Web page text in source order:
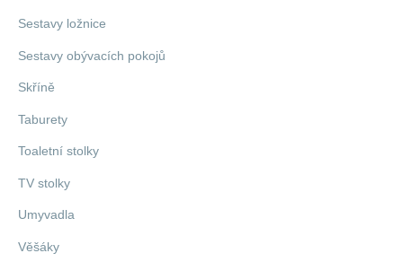
Sestavy ložnice
Sestavy obývacích pokojů
Skříně
Taburety
Toaletní stolky
TV stolky
Umyvadla
Věšáky